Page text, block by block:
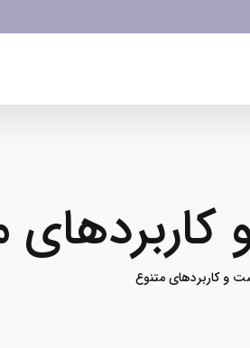
و کاربردهای متنوع